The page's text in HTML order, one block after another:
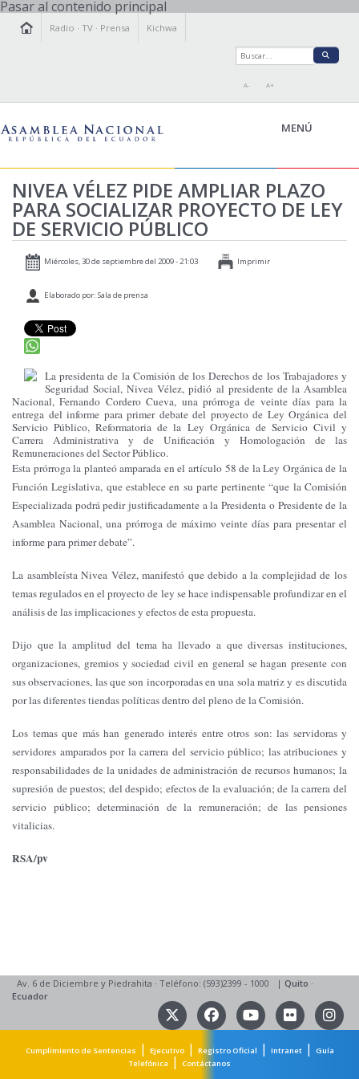
Pasar al contenido principal
Radio ·TV · Prensa Kichwa
A- A+
MENÚ
LA ASAMBLEA
LEGISLAMOS
FISCALIZAMOS
PRENSA
PARTICIPACIÓN
RELACIONES INTERNACIONALES
AGENDA
NIVEA VÉLEZ PIDE AMPLIAR PLAZO
PARA SOCIALIZAR PROYECTO DE LEY
DE SERVICIO PÚBLICO
Miércoles, 30 de septiembre del 2009 - 21:03 Imprimir
Elaborado por: Sala de prensa
La presidenta de la Comisión de los Derechos de los Trabajadores y
Seguridad Social, Nivea Vélez, pidió al presidente de la Asamblea
Nacional, Fernando Cordero Cueva, una prórroga de veinte días para la
entrega del informe para primer debate del proyecto de Ley Orgánica del
Servicio Público, Reformatoria de la Ley Orgánica de Servicio Civil y
Carrera Administrativa y de Unificación y Homologación de las
Remuneraciones del Sector Público.
Esta prórroga la planteó amparada en el artículo 58 de la Ley Orgánica de la
Función Legislativa, que establece en su parte pertinente “que la Comisión
Especializada podrá pedir justificadamente a la Presidenta o Presidente de la
Asamblea Nacional, una prórroga de máximo veinte días para presentar el
informe para primer debate”.
La asambleísta Nivea Vélez, manifestó que debido a la complejidad de los
temas regulados en el proyecto de ley se hace indispensable profundizar en el
análisis de las implicaciones y efectos de esta propuesta.
Dijo que la amplitud del tema ha llevado a que diversas instituciones,
organizaciones, gremios y sociedad civil en general se hagan presente con
sus observaciones, las que son incorporadas en una sola matriz y es discutida
por las diferentes tiendas políticas dentro del pleno de la Comisión.
Los temas que más han generado interés entre otros son: las servidoras y
servidores amparados por la carrera del servicio público; las atribuciones y
responsabilidades de la unidades de administración de recursos humanos; la
supresión de puestos; del despido; efectos de la evaluación; de la carrera del
servicio público; determinación de la remuneración; de las pensiones
vitalicias.
RSA/pv
Av. 6 de Diciembre y Piedrahita · Teléfono: (593)2399 - 1000 | Quito ·
Ecuador
Cumplimiento de Sentencias | Ejecutivo| Registro Oficial | Intranet|
Guía
Telefónica
| Contáctanos